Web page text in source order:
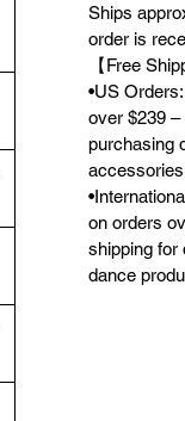
Ships
order is
【Free
•US
over $239
purchasing
on orders
shipping for
dance